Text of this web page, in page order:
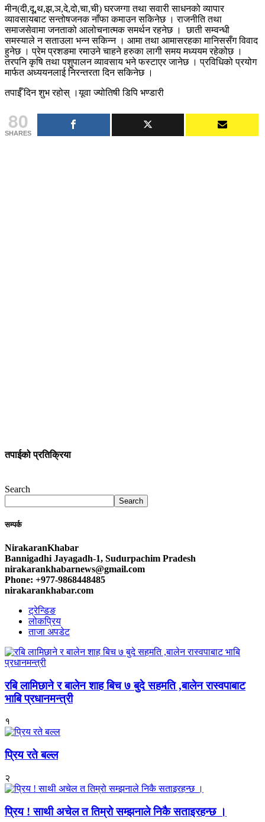
मीन(दी,दू,थ,झ,ञ,दे,दो,चा,ची) घरजग्गा तथा सवारी साधनको व्यापार
व्यावसायबाट सन्तोषजनक नाँफा कमाउन सकिनेछ । राजनीति तथा
समाजसेवामा जनताको आलोचनात्मक समर्थन रहनेछ । छाती सम्वन्धी
समस्याले न सताउला भन्न सकिन्न । आमा तथा आमासरहका मानिससँग विवाद
हुनेछ । प्रेम प्रशङमा रमाउने चाहने हरुका लागी समय मध्ययम रहेकोछ ।
तरपनि कृषि तथा पशुपालन व्यावसाय भने फस्टाएर जानेछ । प्रविधिको प्रयोग
मार्फत अध्ययनलाई निरन्तरता दिन सकिनेछ ।
तपाईँ दिन शुभ रहोस् ।यूवा ज्योतिषी डिपि भण्डारी
80
SHARES
तपाईको प्रतिक्रिया
Search
Search
सम्पर्क
NirakaranKhabar
Bannigadhi Jayagadh-1, Sudurpachim Pradesh
nirakarankhabarnews@gmail.com
Phone: +977-9868448485
nirakarankhabar.com
ट्रेन्डिङ
लोकप्रिय
ताजा अपडेट
रबि लामिछाने र बालेन शाह बिच ७ बुदे सहमति ,बालेन रास्वपाबाट
भाबि प्रधानमन्त्री
१
प्रिय रते बल्ल
२
प्रिय ! साथी अचेल त तिम्रो सम्झनाले निकै सताइरहन्छ ।